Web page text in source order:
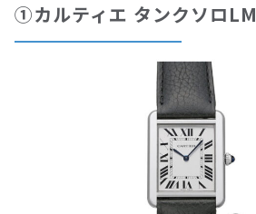
①カルティエ タンクソロLM